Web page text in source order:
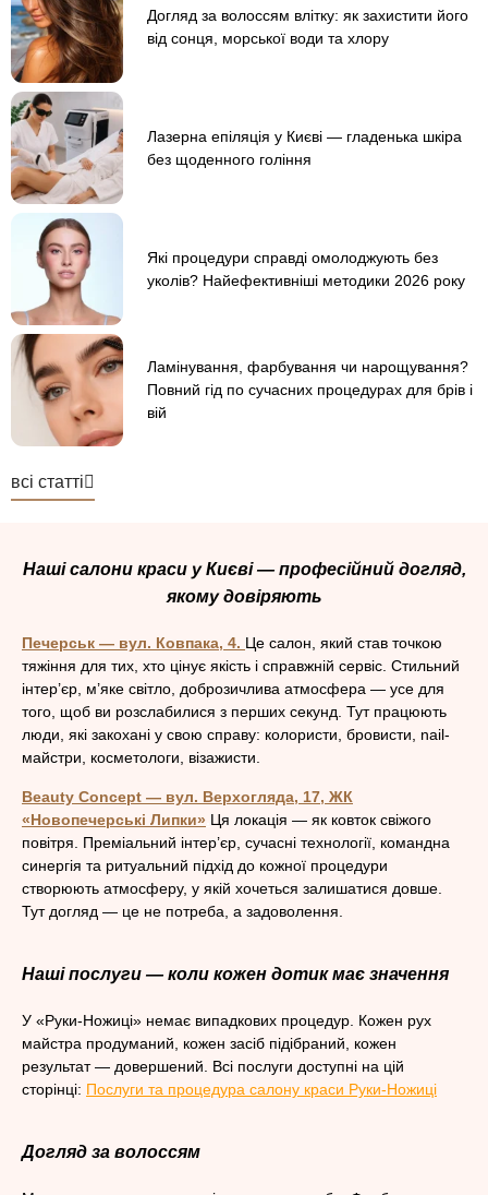
Догляд за волоссям влітку: як захистити його
від сонця, морської води та хлору
Лазерна епіляція у Києві — гладенька шкіра
без щоденного гоління
Які процедури справді омолоджують без
уколів? Найефективніші методики 2026 року
Ламінування, фарбування чи нарощування?
Повний гід по сучасних процедурах для брів і
вій
всі статті
Наші салони краси у Києві — професійний догляд,
якому довіряють
Печерськ — вул. Ковпака, 4. Це салон, який став точкою
тяжіння для тих, хто цінує якість і справжній сервіс. Стильний
інтер’єр, м’яке світло, доброзичлива атмосфера — усе для
того, щоб ви розслабилися з перших секунд. Тут працюють
люди, які закохані у свою справу: колористи, бровисти, nail-
майстри, косметологи, візажисти.
Beauty Concept — вул. Верхогляда, 17, ЖК
«Новопечерські Липки» Ця локація — як ковток свіжого
повітря. Преміальний інтер’єр, сучасні технології, командна
синергія та ритуальний підхід до кожної процедури
створюють атмосферу, у якій хочеться залишатися довше.
Тут догляд — це не потреба, а задоволення.
Наші послуги — коли кожен дотик має значення
У «Руки-Ножиці» немає випадкових процедур. Кожен рух
майстра продуманий, кожен засіб підібраний, кожен
результат — довершений. Всі послуги доступні на цій
сторінці: Послуги та процедура салону краси Руки-Ножиці
Догляд за волоссям